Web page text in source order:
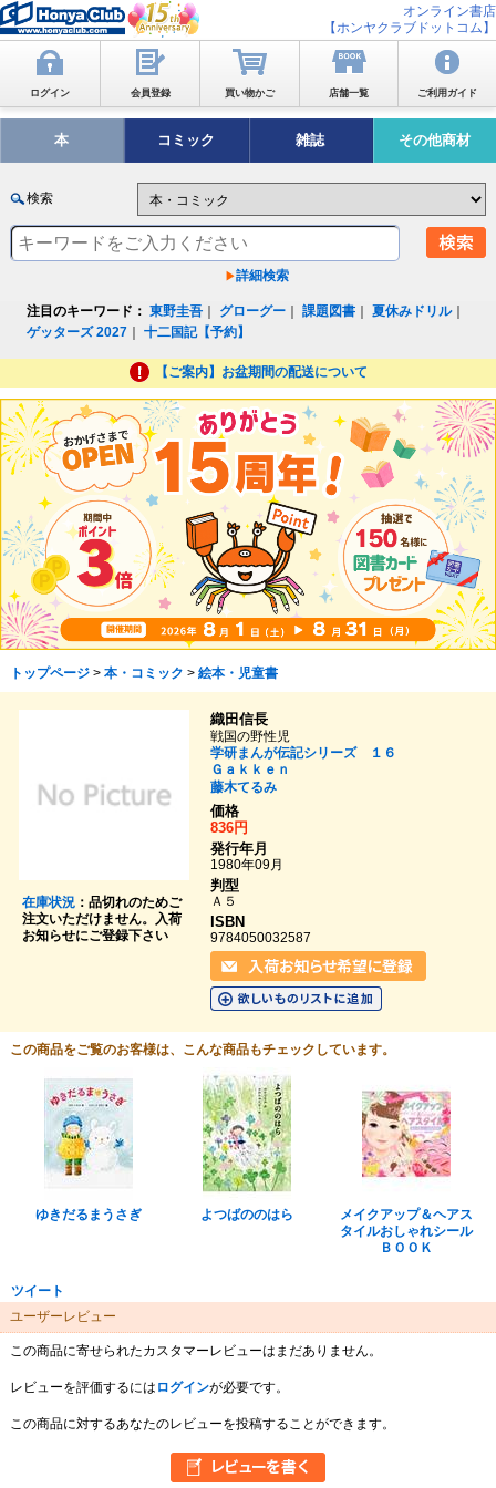
オンライン書店
【ホンヤクラブドットコム】
ログイン 会員登録 買い物かご 店舗一覧 ご利用ガイド
本 コミック 雑誌 その他商材
検索
詳細検索
注目のキーワード： 東野圭吾 グローグー ｜課題図書 ｜夏休みドリル｜
ゲッターズ 2027 ｜十二国記【予約】
【ご案内】お盆期間の配送について
トップページ> 本・コミック > 絵本・児童書
在庫状況：品切れのためご
注文いただけません。入荷
お知らせにご登録下さい
織田信長
戦国の野性児
学研まんが伝記シリーズ １６
Ｇａｋｋｅｎ
藤木てるみ
価格
836円
発行年月
1980年09月
判型
Ａ５
ISBN
9784050032587
この商品をご覧のお客様は、こんな商品もチェックしています。
ゆきだるまうさぎ よつばののはら
メイクアップ＆ヘアス
タイルおしゃれシール
ＢＯＯＫ
ツイート
ユーザーレビュー
この商品に寄せられたカスタマーレビューはまだありません。
レビューを評価するには ログインが必要です。
この商品に対するあなたのレビューを投稿することができます。